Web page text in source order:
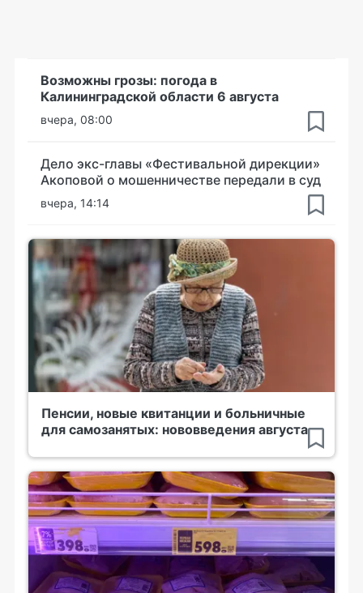
Возможны грозы: погода в
Калининградской области 6 августа
вчера, 08:00
Дело экс-главы «Фестивальной дирекции»
Акоповой о мошенничестве передали в суд
вчера, 14:14
Пенсии, новые квитанции и больничные
для самозанятых: нововведения августа